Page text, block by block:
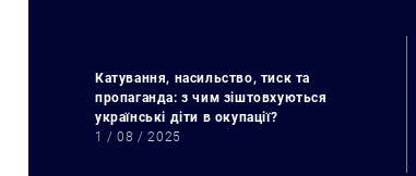
Катування, насильство, тиск та
пропаганда: з чим зіштовхуються
українські діти в окупації?
1 / 08 / 2025